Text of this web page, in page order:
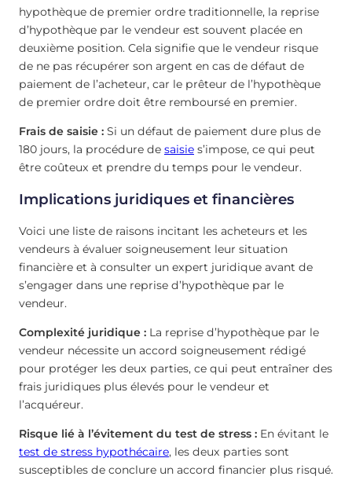
hypothèque de premier ordre traditionnelle, la reprise
d’hypothèque par le vendeur est souvent placée en
deuxième position. Cela signifie que le vendeur risque
de ne pas récupérer son argent en cas de défaut de
paiement de l’acheteur, car le prêteur de l’hypothèque
de premier ordre doit être remboursé en premier.
Frais de saisie : Si un défaut de paiement dure plus de
180 jours, la procédure de saisie s’impose, ce qui peut
être coûteux et prendre du temps pour le vendeur.
Implications juridiques et financières
Voici une liste de raisons incitant les acheteurs et les
vendeurs à évaluer soigneusement leur situation
financière et à consulter un expert juridique avant de
s’engager dans une reprise d’hypothèque par le
vendeur.
Complexité juridique : La reprise d’hypothèque par le
vendeur nécessite un accord soigneusement rédigé
pour protéger les deux parties, ce qui peut entraîner des
frais juridiques plus élevés pour le vendeur et
l’acquéreur.
Risque lié à l’évitement du test de stress : En évitant le
test de stress hypothécaire, les deux parties sont
susceptibles de conclure un accord financier plus risqué.